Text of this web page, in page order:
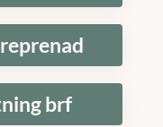
brf